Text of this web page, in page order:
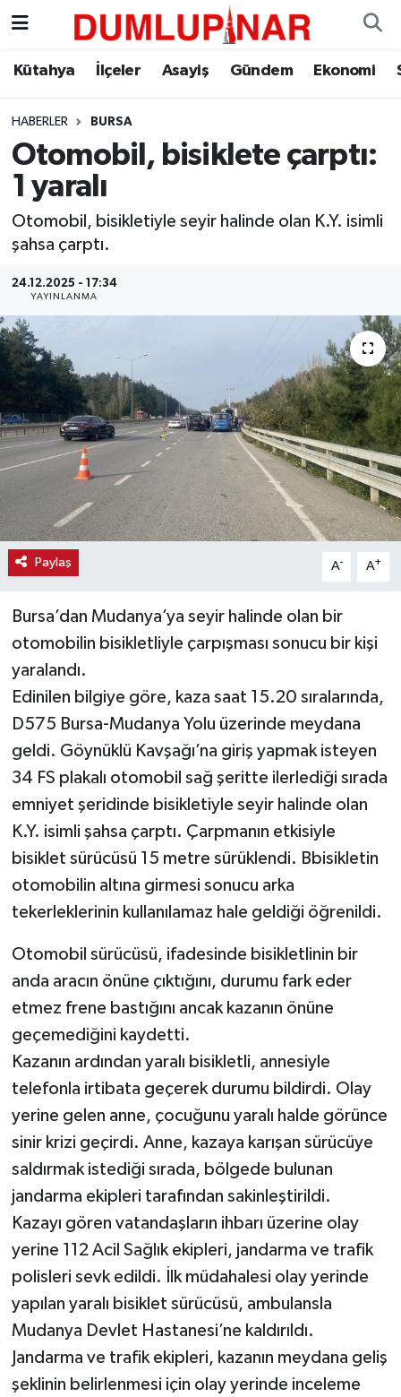
Kütahya İlçeler Asayiş Gündem Ekonomi
HABERLER BURSA
Otomobil, bisiklete çarptı:
1 yaralı
Otomobil, bisikletiyle seyir halinde olan K.Y. isimli
şahsa çarptı.
24.12.2025 - 17:34
YAYINLANMA
Paylaş A- A+
Bursa’dan Mudanya’ya seyir halinde olan bir
otomobilin bisikletliyle çarpışması sonucu bir kişi
yaralandı.
Edinilen bilgiye göre, kaza saat 15.20 sıralarında,
D575 Bursa-Mudanya Yolu üzerinde meydana
geldi. Göynüklü Kavşağı’na giriş yapmak isteyen
34 FS plakalı otomobil sağ şeritte ilerlediği sırada
emniyet şeridinde bisikletiyle seyir halinde olan
K.Y. isimli şahsa çarptı. Çarpmanın etkisiyle
bisiklet sürücüsü 15 metre sürüklendi. Bbisikletin
otomobilin altına girmesi sonucu arka
tekerleklerinin kullanılamaz hale geldiği öğrenildi.
Otomobil sürücüsü, ifadesinde bisikletlinin bir
anda aracın önüne çıktığını, durumu fark eder
etmez frene bastığını ancak kazanın önüne
geçemediğini kaydetti.
Kazanın ardından yaralı bisikletli, annesiyle
telefonla irtibata geçerek durumu bildirdi. Olay
yerine gelen anne, çocuğunu yaralı halde görünce
sinir krizi geçirdi. Anne, kazaya karışan sürücüye
saldırmak istediği sırada, bölgede bulunan
jandarma ekipleri tarafından sakinleştirildi.
Kazayı gören vatandaşların ihbarı üzerine olay
yerine 112 Acil Sağlık ekipleri, jandarma ve trafik
polisleri sevk edildi. İlk müdahalesi olay yerinde
yapılan yaralı bisiklet sürücüsü, ambulansla
Mudanya Devlet Hastanesi’ne kaldırıldı.
Jandarma ve trafik ekipleri, kazanın meydana geliş
şeklinin belirlenmesi için olay yerinde inceleme
Asayiş
Diğer
Dünya
Ekonomi
Eleman
Gündem
Haber
Haber İlanlar
Kültür-Sanat
Magazin
Resmi İlanlar
Sağlık
Seri İlan
Siyaset
Spor
Teknoloji
Vasıta
Yaşam
Kütahya Hava Durumu
Kütahya Trafik Yoğunluk Haritası
Süper Lig Puan Durumu ve Fikstür
Son Dakika Haberleri
Haber Arşivi